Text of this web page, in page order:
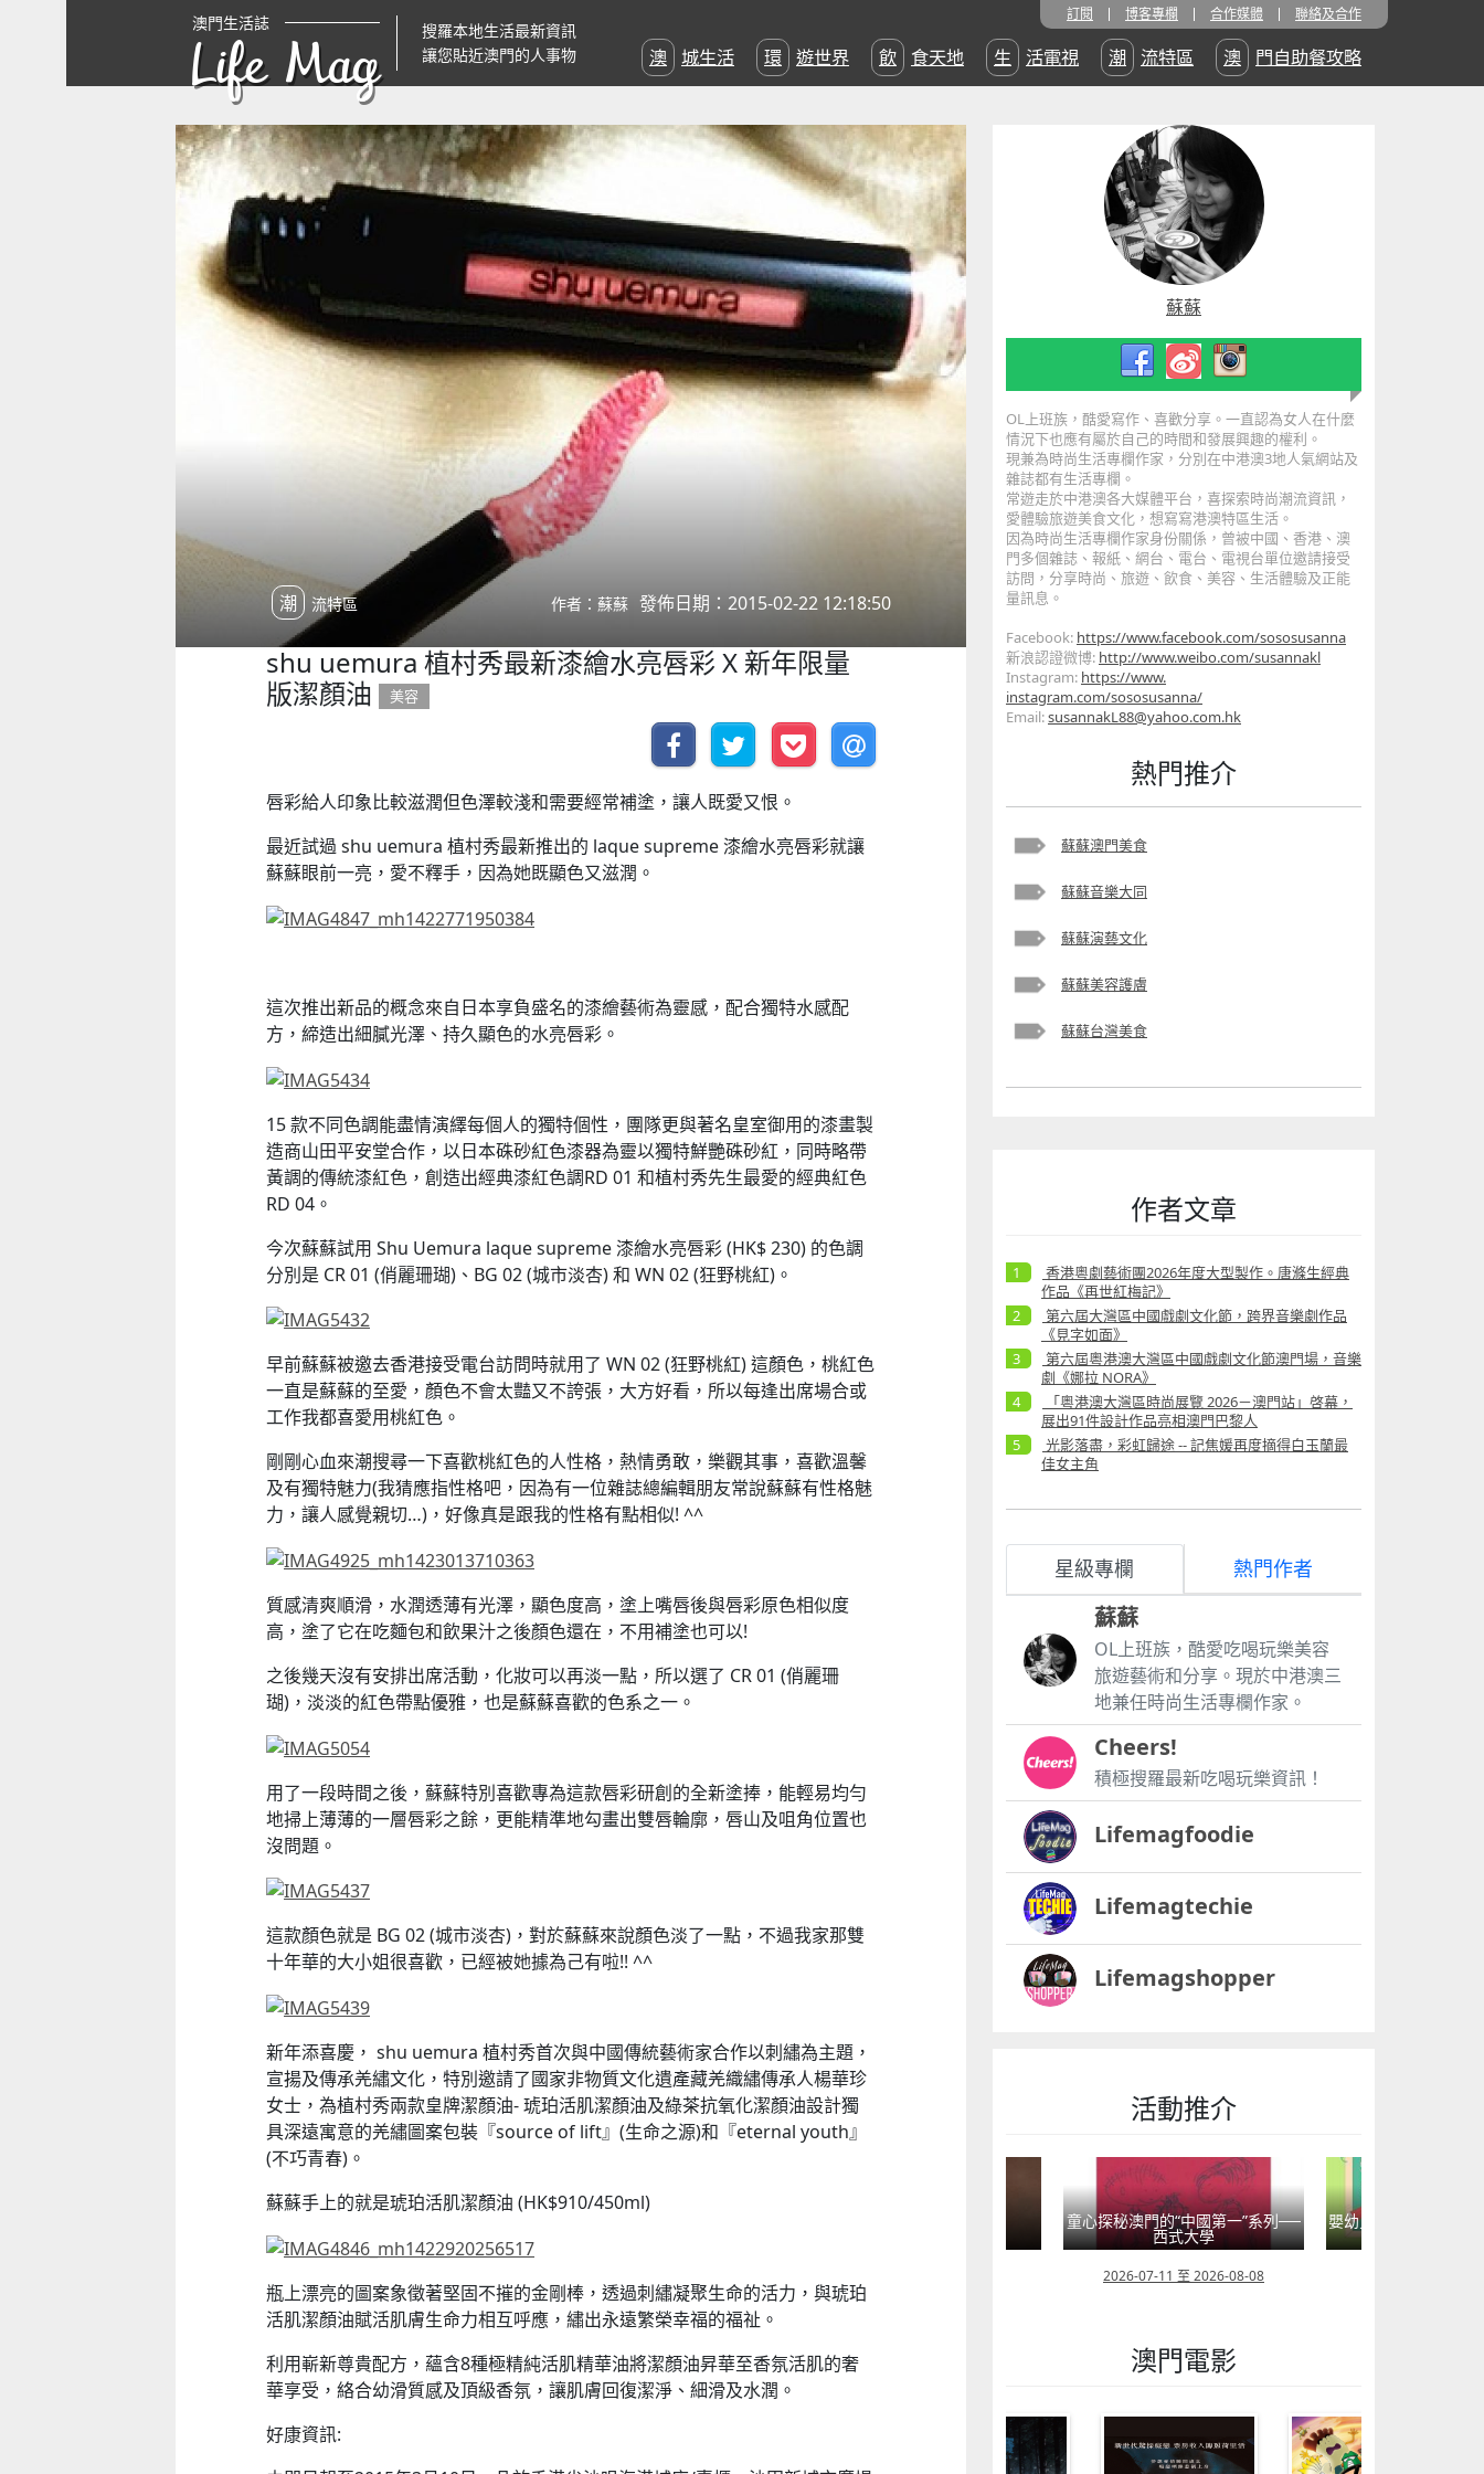
澳門生活誌
Life Mag
搜羅本地生活最新資訊
讓您貼近澳門的人事物
訂閱 博客專欄 合作媒體 聯絡及合作
澳城生活 環遊世界 飲食天地 生活電視 潮流特區 澳門自助餐攻略
潮流特區 作者：蘇蘇 發佈日期：2015-02-22 12:18:50
shu uemura 植村秀最新漆繪水亮唇彩 X 新年限量
版潔顏油
美容
唇彩給人印象比較滋潤但色澤較淺和需要經常補塗，讓人既愛又恨。
最近試過 shu uemura 植村秀最新推出的 laque supreme 漆繪水亮唇彩就讓
蘇蘇眼前一亮，愛不釋手，因為她既顯色又滋潤。
這次推出新品的概念來自日本享負盛名的漆繪藝術為靈感，配合獨特水感配
方，締造出細膩光澤、持久顯色的水亮唇彩。
15 款不同色調能盡情演繹每個人的獨特個性，團隊更與著名皇室御用的漆畫製
造商山田平安堂合作，以日本硃砂紅色漆器為靈以獨特鮮艷硃砂紅，同時略帶
黃調的傳統漆紅色，創造出經典漆紅色調RD 01 和植村秀先生最愛的經典紅色
RD 04。
今次蘇蘇試用 Shu Uemura laque supreme 漆繪水亮唇彩 (HK$ 230) 的色調
分別是 CR 01 (俏麗珊瑚)、BG 02 (城市淡杏) 和 WN 02 (狂野桃紅)。
早前蘇蘇被邀去香港接受電台訪問時就用了 WN 02 (狂野桃紅) 這顏色，桃紅色
一直是蘇蘇的至愛，顏色不會太豔又不誇張，大方好看，所以每逢出席場合或
工作我都喜愛用桃紅色。
剛剛心血來潮搜尋一下喜歡桃紅色的人性格，熱情勇敢，樂觀其事，喜歡溫馨
及有獨特魅力(我猜應指性格吧，因為有一位雜誌總編輯朋友常說蘇蘇有性格魅
力，讓人感覺親切…)，好像真是跟我的性格有點相似! ^^
質感清爽順滑，水潤透薄有光澤，顯色度高，塗上嘴唇後與唇彩原色相似度
高，塗了它在吃麵包和飲果汁之後顏色還在，不用補塗也可以!
之後幾天沒有安排出席活動，化妝可以再淡一點，所以選了 CR 01 (俏麗珊
瑚)，淡淡的紅色帶點優雅，也是蘇蘇喜歡的色系之一。
用了一段時間之後，蘇蘇特別喜歡專為這款唇彩研創的全新塗捧，能輕易均勻
地掃上薄薄的一層唇彩之餘，更能精準地勾畫出雙唇輪廓，唇山及咀角位置也
沒問題。
這款顏色就是 BG 02 (城市淡杏)，對於蘇蘇來說顏色淡了一點，不過我家那雙
十年華的大小姐很喜歡，已經被她據為己有啦!! ^^
新年添喜慶， shu uemura 植村秀首次與中國傳統藝術家合作以刺繡為主題，
宣揚及傳承羌繡文化，特別邀請了國家非物質文化遺產藏羌織繡傳承人楊華珍
女士，為植村秀兩款皇牌潔顏油- 琥珀活肌潔顏油及綠茶抗氧化潔顏油設計獨
具深遠寓意的羌繡圖案包裝『source of lift』(生命之源)和『eternal youth』
(不巧青春)。
蘇蘇手上的就是琥珀活肌潔顏油 (HK$910/450ml)
瓶上漂亮的圖案象徵著堅固不摧的金剛棒，透過刺繡凝聚生命的活力，與琥珀
活肌潔顏油賦活肌膚生命力相互呼應，繡出永遠繁榮幸福的福祉。
利用嶄新尊貴配方，蘊含8種極精純活肌精華油將潔顏油昇華至香氛活肌的奢
華享受，絡合幼滑質感及頂級香氛，讓肌膚回復潔淨、細滑及水潤。
好康資訊:
蘇蘇
OL上班族，酷愛寫作、喜歡分享。一直認為女人在什麼
情況下也應有屬於自己的時間和發展興趣的權利。
現兼為時尚生活專欄作家，分別在中港澳3地人氣網站及
雜誌都有生活專欄。
常遊走於中港澳各大媒體平台，喜探索時尚潮流資訊，
愛體驗旅遊美食文化，想寫寫港澳特區生活。
因為時尚生活專欄作家身份關係，曾被中國、香港、澳
門多個雜誌、 報紙、網台、電台、電視台單位邀請接受
訪問，分享時尚、旅遊、 飲食、美容、生活體驗及正能
量訊息。
Facebook: https://www.facebook.com/sososusanna
新浪認證微博: http://www.weibo.com/susannakl
Instagram: https://www.
instagram.com/sososusanna/
Email:susannakL88@yahoo.com.hk
熱門推介
蘇蘇澳門美食
蘇蘇音樂大同
蘇蘇演藝文化
蘇蘇美容護膚
蘇蘇台灣美食
作者文章
香港粵劇藝術團2026年度大型製作。唐滌生經典
作品《再世紅梅記》
第六屆大灣區中國戲劇文化節，跨界音樂劇作品
《見字如面》
第六屆粵港澳大灣區中國戲劇文化節澳門場，音樂
劇《娜拉 NORA》
「粵港澳大灣區時尚展覽 2026－澳門站」啓幕，
展出91件設計作品亮相澳門巴黎人
光影落盡，彩虹歸途 -- 記焦媛再度摘得白玉蘭最
佳女主角
星級專欄 熱門作者
蘇蘇
OL上班族，酷愛吃喝玩樂美容
旅遊藝術和分享。現於中港澳三
地兼任時尚生活專欄作家。
Cheers!
積極搜羅最新吃喝玩樂資訊！
Lifemagfoodie
Lifemagtechie
Lifemagshopper
活動推介
嬰幼兒親子閱讀推廣活動-嬰幼繪本
氹氹轉
2026-07-11 至 2026-08-23
方舟澳門藝術學會呈
澳門電影